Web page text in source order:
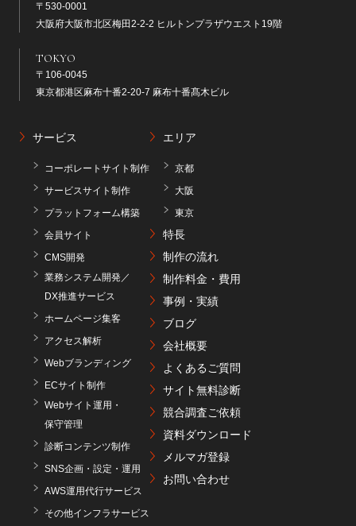
〒530-0001
大阪府大阪市北区梅田2-2-2 ヒルトンプラザウエスト19階
TOKYO
〒106-0045
東京都港区麻布十番2-20-7 麻布十番髙木ビル
サービス
コーポレートサイト制作
サービスサイト制作
プラットフォーム構築
会員サイト
CMS開発
業務システム開発／
DX推進サービス
ホームページ集客
アクセス解析
Webブランディング
ECサイト制作
Webサイト運用・
保守管理
診断コンテンツ制作
SNS企画・設定・運用
AWS運用代行サービス
その他インフラサービス
エリア
京都
大阪
東京
特長
制作の流れ
制作料金・費用
事例・実績
ブログ
会社概要
よくあるご質問
サイト無料診断
競合調査ご依頼
資料ダウンロード
メルマガ登録
お問い合わせ